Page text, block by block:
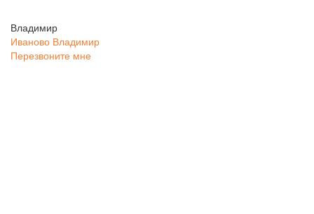
Владимир
Иваново Владимир
Перезвоните мне